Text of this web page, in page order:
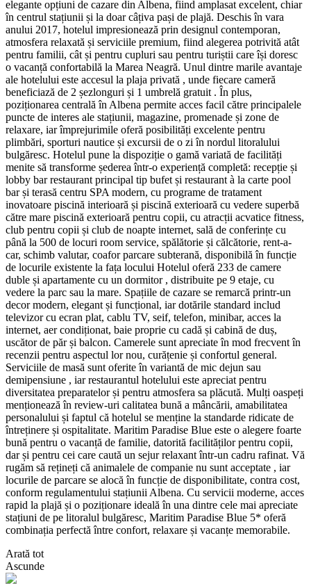
elegante opțiuni de cazare din Albena, fiind amplasat excelent, chiar
în centrul stațiunii și la doar câțiva pași de plajă. Deschis în vara
anului 2017, hotelul impresionează prin designul contemporan,
atmosfera relaxată și serviciile premium, fiind alegerea potrivită atât
pentru familii, cât și pentru cupluri sau pentru turiștii care își doresc
o vacanță confortabilă la Marea Neagră. Unul dintre marile avantaje
ale hotelului este accesul la plaja privată , unde fiecare cameră
beneficiază de 2 șezlonguri și 1 umbrelă gratuit . În plus,
poziționarea centrală în Albena permite acces facil către principalele
puncte de interes ale stațiunii, magazine, promenade și zone de
relaxare, iar împrejurimile oferă posibilități excelente pentru
plimbări, sporturi nautice și excursii de o zi în nordul litoralului
bulgăresc. Hotelul pune la dispoziție o gamă variată de facilități
menite să transforme șederea într-o experiență completă: recepție și
lobby bar restaurant principal tip bufet și restaurant à la carte pool
bar și terasă centru SPA modern, cu programe de tratament
inovatoare piscină interioară și piscină exterioară cu vedere superbă
către mare piscină exterioară pentru copii, cu atracții acvatice fitness,
club pentru copii și club de noapte internet, sală de conferințe cu
până la 500 de locuri room service, spălătorie și călcătorie, rent-a-
car, schimb valutar, coafor parcare subterană, disponibilă în funcție
de locurile existente la fața locului Hotelul oferă 233 de camere
duble și apartamente cu un dormitor , distribuite pe 9 etaje, cu
vedere la parc sau la mare. Spațiile de cazare se remarcă printr-un
decor modern, elegant și funcțional, iar dotările standard includ
televizor cu ecran plat, cablu TV, seif, telefon, minibar, acces la
internet, aer condiționat, baie proprie cu cadă și cabină de duș,
uscător de păr și balcon. Camerele sunt apreciate în mod frecvent în
recenzii pentru aspectul lor nou, curățenie și confortul general.
Serviciile de masă sunt oferite în variantă de mic dejun sau
demipensiune , iar restaurantul hotelului este apreciat pentru
diversitatea preparatelor și pentru atmosfera sa plăcută. Mulți oaspeți
menționează în review-uri calitatea bună a mâncării, amabilitatea
personalului și faptul că hotelul se menține la standarde ridicate de
întreținere și ospitalitate. Maritim Paradise Blue este o alegere foarte
bună pentru o vacanță de familie, datorită facilităților pentru copii,
dar și pentru cei care caută un sejur relaxant într-un cadru rafinat. Vă
rugăm să rețineți că animalele de companie nu sunt acceptate , iar
locurile de parcare se alocă în funcție de disponibilitate, contra cost,
conform regulamentului stațiunii Albena. Cu servicii moderne, acces
rapid la plajă și o poziționare ideală în una dintre cele mai apreciate
stațiuni de pe litoralul bulgăresc, Maritim Paradise Blue 5* oferă
combinația perfectă între confort, relaxare și vacanțe memorabile.
Arată tot
Ascunde